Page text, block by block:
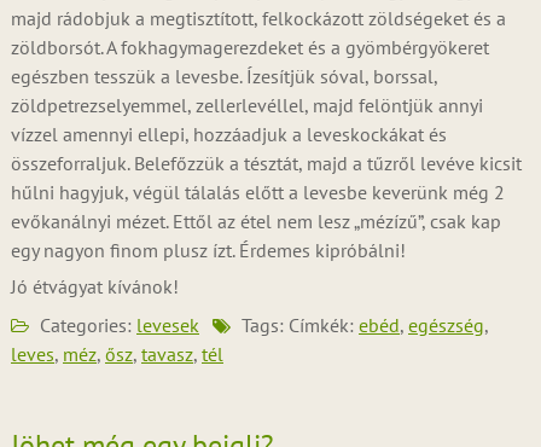
majd rádobjuk a megtisztított, felkockázott zöldségeket és a
zöldborsót. A fokhagymagerezdeket és a gyömbérgyökeret
egészben tesszük a levesbe. Ízesítjük sóval, borssal,
zöldpetrezselyemmel, zellerlevéllel, majd felöntjük annyi
vízzel amennyi ellepi, hozzáadjuk a leveskockákat és
összeforraljuk. Belefőzzük a tésztát, majd a tűzről levéve kicsit
hűlni hagyjuk, végül tálalás előtt a levesbe keverünk még 2
evőkanálnyi mézet. Ettől az étel nem lesz „mézízű”, csak kap
egy nagyon finom plusz ízt. Érdemes kipróbálni!
Jó étvágyat kívánok!
Categories: levesek Tags: Címkék: ebéd, egészség,
leves, méz, ősz, tavasz, tél